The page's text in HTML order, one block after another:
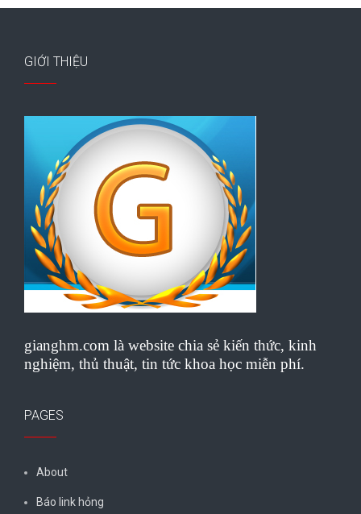
GIỚI THIỆU
gianghm.com là website chia sẻ kiến thức, kinh
nghiệm, thủ thuật, tin tức khoa học miễn phí.
PAGES
About
Báo link hỏng